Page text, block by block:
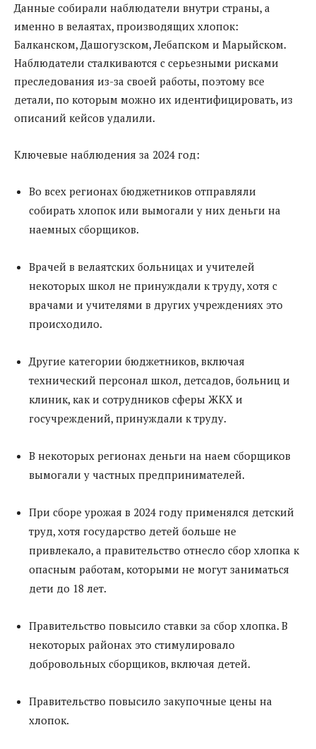
Данные собирали наблюдатели внутри страны, а
именно в велаятах, производящих хлопок:
Балканском, Дашогузском, Лебапском и Марыйском.
Наблюдатели сталкиваются с серьезными рисками
преследования из-за своей работы, поэтому все
детали, по которым можно их идентифицировать, из
описаний кейсов удалили.
Ключевые наблюдения за 2024 год:
Во всех регионах бюджетников отправляли
собирать хлопок или вымогали у них деньги на
наемных сборщиков.
Врачей в велаятских больницах и учителей
некоторых школ не принуждали к труду, хотя с
врачами и учителями в других учреждениях это
происходило.
Другие категории бюджетников, включая
технический персонал школ, детсадов, больниц и
клиник, как и сотрудников сферы ЖКХ и
госучреждений, принуждали к труду.
В некоторых регионах деньги на наем сборщиков
вымогали у частных предпринимателей.
При сборе урожая в 2024 году применялся детский
труд, хотя государство детей больше не
привлекало, а правительство отнесло сбор хлопка к
опасным работам, которыми не могут заниматься
дети до 18 лет.
Правительство повысило ставки за сбор хлопка. В
некоторых районах это стимулировало
добровольных сборщиков, включая детей.
Правительство повысило закупочные цены на
хлопок.